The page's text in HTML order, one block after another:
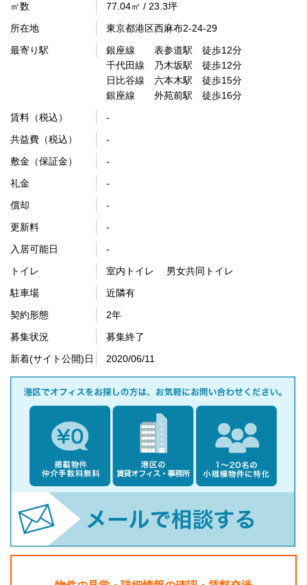
㎡数
77.04㎡ / 23.3坪
所在地
東京都港区西麻布2-24-29
最寄り駅
銀座線 表参道駅 徒歩12分
千代田線 乃木坂駅 徒歩12分
日比谷線 六本木駅 徒歩15分
銀座線 外苑前駅 徒歩16分
賃料（税込）
-
共益費（税込）
-
敷金（保証金）
-
礼金
-
償却
-
更新料
-
入居可能日
-
トイレ
室内トイレ 男女共同トイレ
駐車場
近隣有
契約形態
2年
募集状況
募集終了
新着(サイト公開)日
2020/06/11